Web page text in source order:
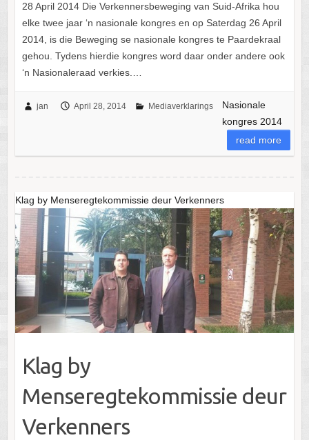
28 April 2014 Die Verkennersbeweging van Suid-Afrika hou
elke twee jaar ‘n nasionale kongres en op Saterdag 26 April
2014, is die Beweging se nasionale kongres te Paardekraal
gehou. Tydens hierdie kongres word daar onder andere ook
‘n Nasionaleraad verkies.…
jan April 28, 2014 Mediaverklarings
Nasionale
kongres 2014
read more
Klag by Menseregtekommissie deur Verkenners
Klag by
Menseregtekommissie deur
Verkenners